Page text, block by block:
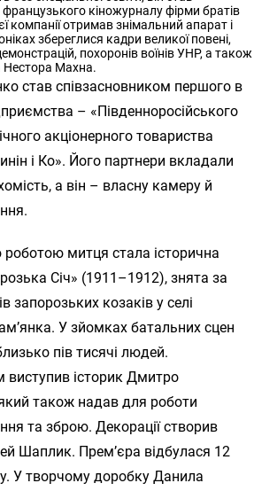
кіножурналу фірми братів
компанії отримав знімальний апарат і
збереглися кадри великої повені,
похоронів воїнів УНР, а також
Нестора Махна.
став співзасновником першого в
– «Південноросійського
акціонерного товариства
і Ко». Його партнери вкладали
а він – власну камеру й
митця стала історична
Січ» (1911–1912), знята за
запорозьких козаків у селі
У зйомках батальних сцен
пів тисячі людей.
виступив історик Дмитро
також надав для роботи
та зброю. Декорації створив
Шаплик. Прем’єра відбулася 12
У творчому доробку Данила